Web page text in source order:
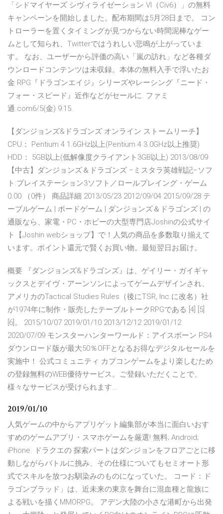
「シドマイヤーズ シヴィライゼーション VI（Civ6）」の無料
キャンペーンを開始しました。配布期間は5月28日まで。 コン
トローラーを置くタイミングが見つからない時間泥棒なゲー
ムとして知られ、Twitterではうれしい悲鳴が上がっていま
す。 なお、ユーザーから評価の高い「嵐の訪れ」など各種ダ
ウンロードコンテンツは未収録。本体の無料入手で浮いたお
金 RPG『ドラゴンエイジ』シリーズやレーシング『ニード・
フォー・スピード』近作などがセールに. ファミ
通.com6/5(金) 9:15.
【ダンジョンズ&ドラゴンズ オンライン ストームリーチ】
CPU： Pentium 4 1.6GHz以上(Pentium 4 3.0GHz以上推奨)
HDD： 5GB以上(低解像度クライアント3GB以上) 2013/08/09
【中古】ダンジョンズ＆ドラゴンズ −ミスタラ英雄戦記−ソフ
ト:プレイステーション3ソフト／ロールプレイング・ゲーム
0.00 （0件） 商品詳細 2013/05/23 2012/09/04 2015/09/28 テ
ーブルゲーム | ボードゲーム | ダンジョンズ＆ドラゴンズ | の
通販なら、家電・PC・ホビーの大型専門店Joshinの公式サイ
ト【Joshin webショップ】で！人気の商品を多数取り揃えて
います。ポイント還元で賢くお買い物。最短翌日お届け。
概要 『ダンジョンズ&ドラゴンズ』は、ゲイリー・ガイギャ
ックスとデイヴ・アーンソンによってゲームデザインされ、
アメリカのTactical Studies Rules（後にTSR, Inc.に改名）社
が1974年に制作・販売したテーブルトークRPGである [4] [5]
[6]。 2015/10/07 2019/01/10 2013/12/12 2019/01/12
2020/07/09 モンスターハンターワールド：アイスボーン PS4
ダウンロード版が最大50％OFFとなるお得なデジタルセールを
実施中！ 公式コミュニティ カプコンゲームをより楽しむため
の登録無料のWEB優待サービス。ご登録いただくことで、
様々なサービスが受けられます…
2019/01/10
人気ゲームの中からアプリゲット編集部が本当に面白いおす
すめのゲームアプリ・スマホゲームを厳選! 無料; Android;
iPhone. ドラクエの 探索パートはダンジョンをフロアごとに移
動しながらバトルに挑み、その仕様についてもセミオート形
式でスキルを放つお馴染みのものになっていた。 コード：ド
ラゴンブラッド」は、近未来の東京を舞台に混血種と龍族に
よる戦いを描くMMORPG。 アデン大陸の小さな港町から出発